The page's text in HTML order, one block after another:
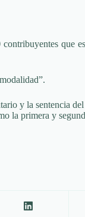
que
y la sentencia
la primera y